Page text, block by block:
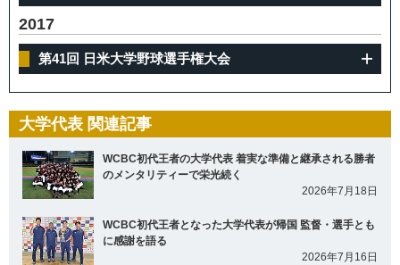
2017
第41回 日米大学野球選手権大会
大学代表 関連記事
WCBC初代王者の大学代表 着実な準備と継承される勝者
のメンタリティーで栄光続く
2026年7月18日
WCBC初代王者となった大学代表が帰国 監督・選手とも
に感謝を語る
2026年7月16日